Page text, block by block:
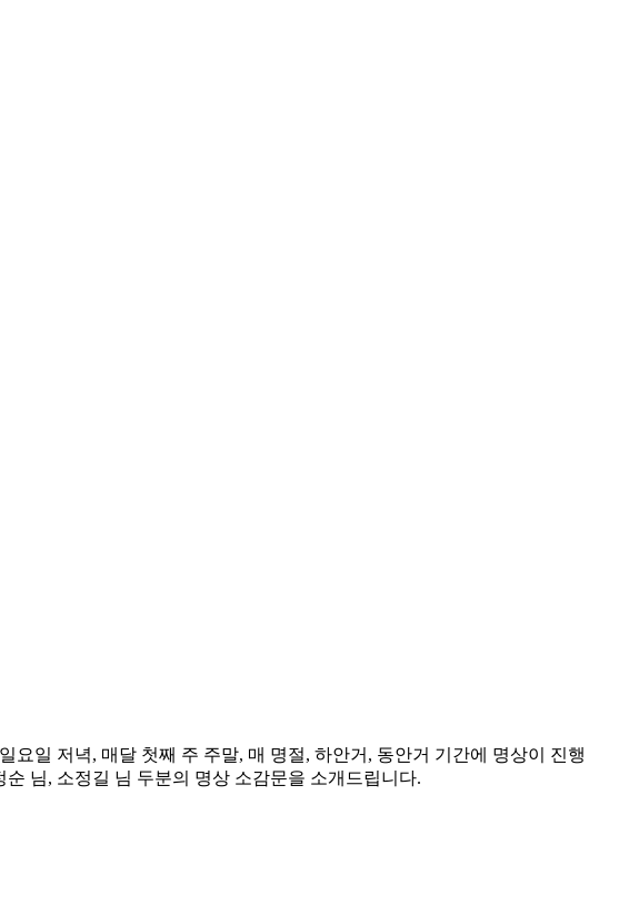
일 저녁, 매달 첫째 주 주말, 매 명절, 하안거, 동안거 기간에 명상이 진행
님, 소정길 님 두분의 명상 소감문을 소개드립니다.